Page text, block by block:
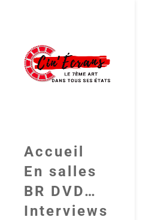
Accueil
En salles
BR DVD…
Interviews